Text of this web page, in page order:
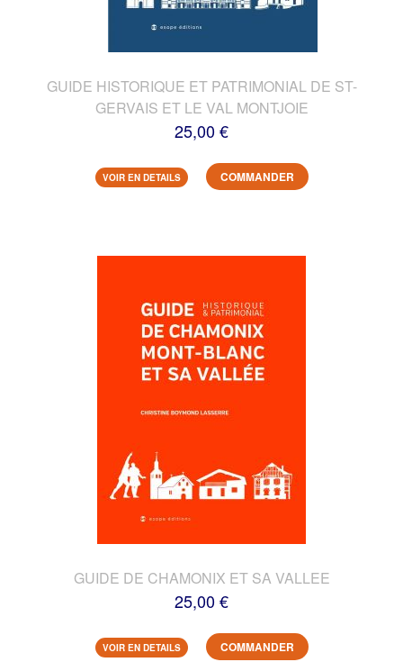
GUIDE HISTORIQUE ET PATRIMONIAL DE ST-
GERVAIS ET LE VAL MONTJOIE
25,00 €
VOIR EN DETAILS COMMANDER
GUIDE DE CHAMONIX ET SA VALLEE
25,00 €
VOIR EN DETAILS COMMANDER